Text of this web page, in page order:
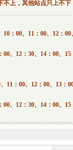
不上，其他站点只上不下
：00、11：00、12：00
、12：30、14：00、15
：00、12：00、13：
、12：30、14：00、15